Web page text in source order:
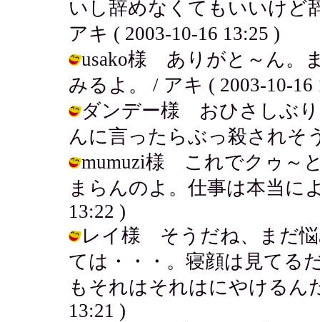
いし辞めなくてもいいけど
アキ ( 2003-10-16 13:25 )
usako様 ありがと～ん。
みるよ。 / アキ ( 2003-10-16
ダンデー様 おひさしぶ
んに言ったらぶっ殺されそ
mumuzi様 これでクゥ～
まらんのよ。仕事は本当に
13:22 )
レイ様 そうだね、まだ悩
ては・・・。寝顔は見てる
もそれはそれはにやけるん
13:21 )